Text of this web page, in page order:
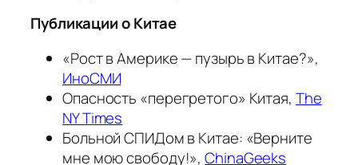
Публикации о Китае
«Рост в Америке — пузырь в Китае?»,
ИноСМИ
Опасность «перегретого» Китая, The
NY Times
Больной СПИДом в Китае: «Верните
мне мою свободу!»,ChinaGeeks